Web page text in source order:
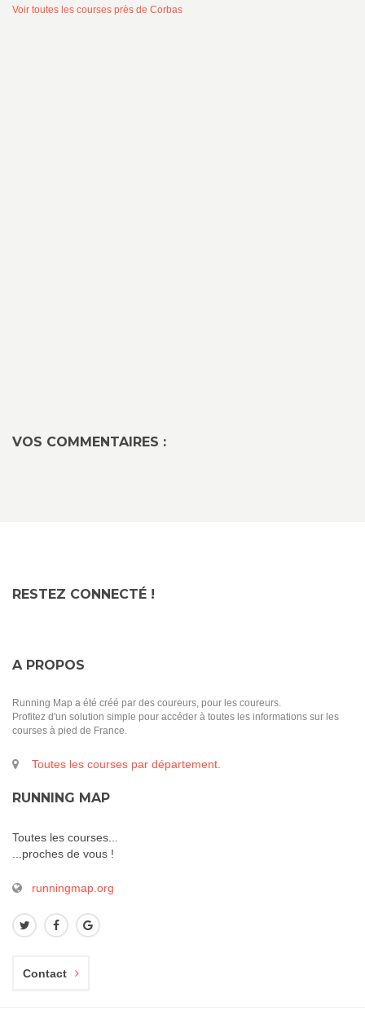
Voir toutes les courses près de Corbas
VOS COMMENTAIRES :
RESTEZ CONNECTÉ !
A PROPOS
Running Map a été créé par des coureurs, pour les coureurs.
Profitez d'un solution simple pour accéder à toutes les informations sur les
courses à pied de France.
Toutes les courses par département.
RUNNING MAP
Toutes les courses...
...proches de vous !
runningmap.org
Contact